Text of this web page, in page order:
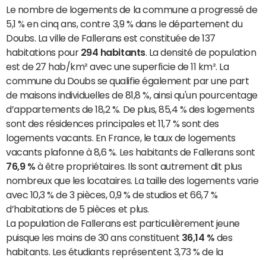
Le nombre de logements de la commune a progressé de
5,1 % en cinq ans, contre 3,9 % dans le département du
Doubs. La ville de Fallerans est constituée de 137
habitations pour 294 habitants. La densité de population
est de 27 hab/km² avec une superficie de 11 km². La
commune du Doubs se qualifie également par une part
de maisons individuelles de 81,8 %, ainsi qu'un pourcentage
d’appartements de 18,2 %. De plus, 85,4 % des logements
sont des résidences principales et 11,7 % sont des
logements vacants. En France, le taux de logements
vacants plafonne à 8,6 %. Les habitants de Fallerans sont
76,9 % à être propriétaires. Ils sont autrement dit plus
nombreux que les locataires. La taille des logements varie
avec 10,3 % de 3 pièces, 0,9 % de studios et 66,7 %
d’habitations de 5 pièces et plus.
La population de Fallerans est particulièrement jeune
puisque les moins de 30 ans constituent 36,14 % des
habitants. Les étudiants représentent 3,73 % de la